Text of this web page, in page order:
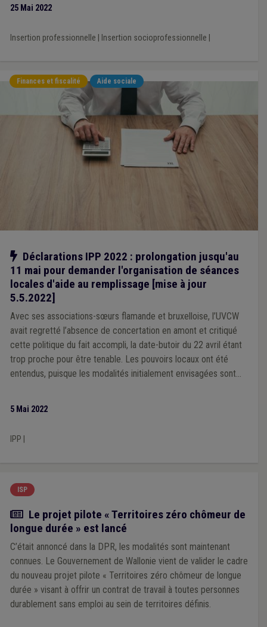
25 Mai 2022
Insertion professionnelle Insertion socioprofessionnelle
Finances et fiscalité Aide sociale
Notre action
Déclarations IPP 2022 : prolongation jusqu'au
11 mai pour demander l'organisation de séances
locales d'aide au remplissage [mise à jour
5.5.2022]
Avec ses associations-sœurs flamande et bruxelloise, l’UVCW
avait regretté l’absence de concertation en amont et critiqué
cette politique du fait accompli, la date-butoir du 22 avril étant
trop proche pour être tenable. Les pouvoirs locaux ont été
entendus, puisque les modalités initialement envisagées sont
5 Mai 2022
IPP
ISP
Actualité
Le projet pilote « Territoires zéro chômeur de
longue durée » est lancé
C’était annoncé dans la DPR, les modalités sont maintenant
connues. Le Gouvernement de Wallonie vient de valider le cadre
du nouveau projet pilote « Territoires zéro chômeur de longue
durée » visant à offrir un contrat de travail à toutes personnes
durablement sans emploi au sein de territoires définis.